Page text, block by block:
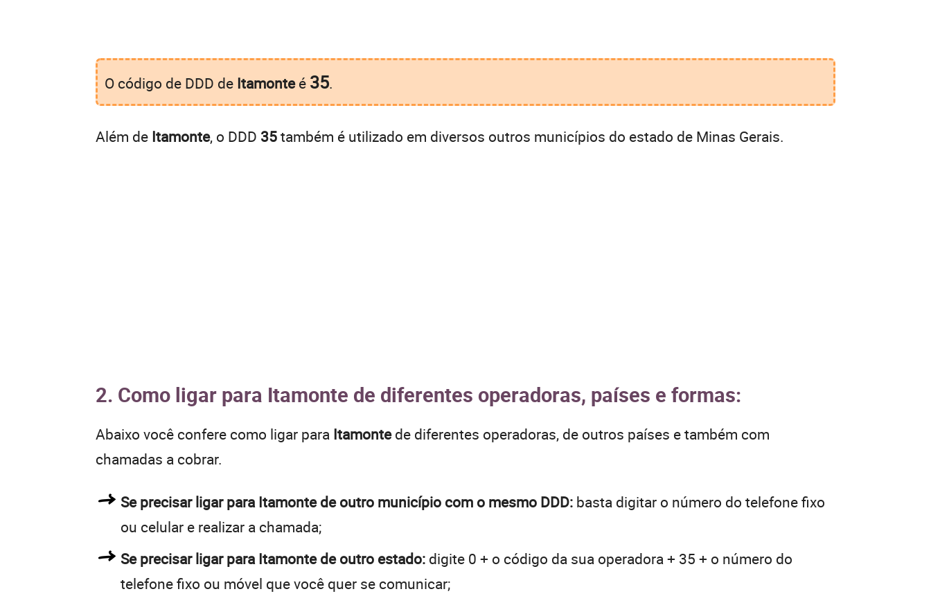
O código de DDD de Itamonteé 35.
Além de Itamonte, o DDD 35também é utilizado em diversos outros municípios do estado de Minas Gerais.
2. Como ligar para Itamonte de diferentes operadoras, países e formas:
Abaixo você confere como ligar para Itamontede diferentes operadoras, de outros países e também com
chamadas a cobrar.
Se precisar ligar para Itamonte de outro município com o mesmo DDD: basta digitar o número do telefone fixo
ou celular e realizar a chamada;
Se precisar ligar para Itamonte de outro estado: digite 0 + o código da sua operadora + 35 + o número do
telefone fixo ou móvel que você quer se comunicar;